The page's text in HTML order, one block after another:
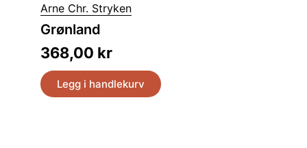
Arne Chr. Stryken
Grønland
368,00 kr
Legg i handlekurv